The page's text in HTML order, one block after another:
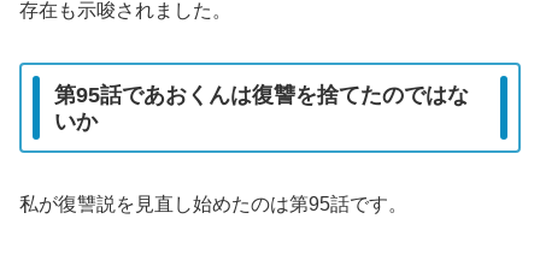
存在も示唆されました。
第95話であおくんは復讐を捨てたのではな
いか
私が復讐説を見直し始めたのは第95話です。